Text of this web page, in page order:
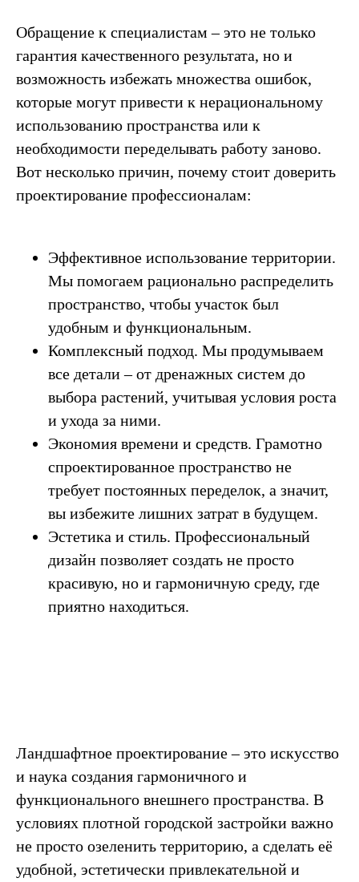
Обращение к специалистам – это не только
гарантия качественного результата, но и
возможность избежать множества ошибок,
которые могут привести к нерациональному
использованию пространства или к
необходимости переделывать работу заново.
Вот несколько причин, почему стоит доверить
проектирование профессионалам:
Эффективное использование территории.
Мы помогаем рационально распределить
пространство, чтобы участок был
удобным и функциональным.
Комплексный подход. Мы продумываем
все детали – от дренажных систем до
выбора растений, учитывая условия роста
и ухода за ними.
Экономия времени и средств. Грамотно
спроектированное пространство не
требует постоянных переделок, а значит,
вы избежите лишних затрат в будущем.
Эстетика и стиль. Профессиональный
дизайн позволяет создать не просто
красивую, но и гармоничную среду, где
приятно находиться.
Ландшафтное проектирование – это искусство
и наука создания гармоничного и
функционального внешнего пространства. В
условиях плотной городской застройки важно
не просто озеленить территорию, а сделать её
удобной, эстетически привлекательной и